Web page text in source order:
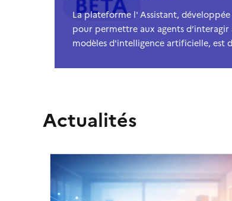
La plateforme l' Assistant,
pour permettre aux agents d’interagir
modèles d'intelligence artificielle, est
Actualités